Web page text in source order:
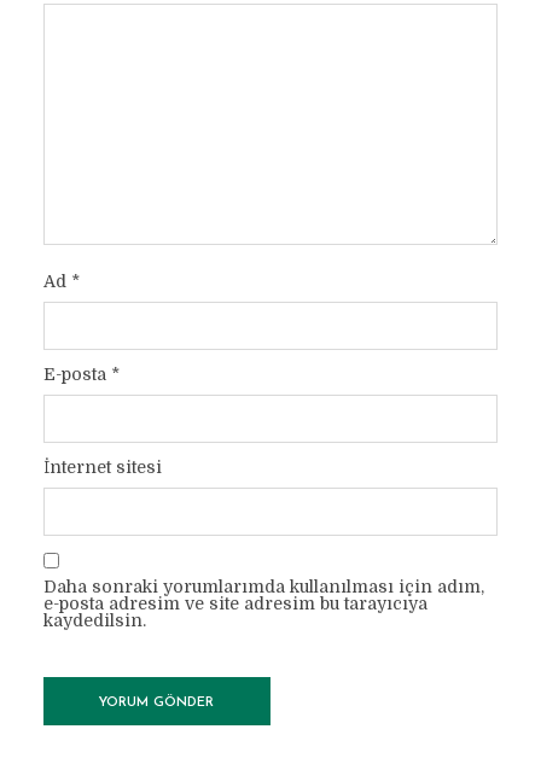
Ad *
E-posta *
İnternet sitesi
Daha sonraki yorumlarımda kullanılması için adım,
e-posta adresim ve site adresim bu tarayıcıya
kaydedilsin.